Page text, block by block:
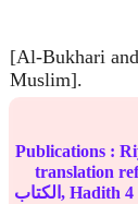
[Al-Bukhari and
Muslim].
Publications :
الكتاب, Hadith 4